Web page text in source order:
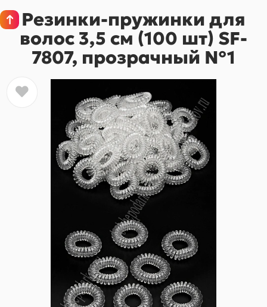
Резинки-пружинки для
волос 3,5 см (100 шт) SF-
7807, прозрачный №1